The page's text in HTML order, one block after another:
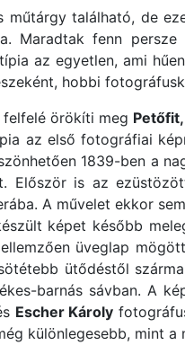
műtárgy található, de
Maradtak fenn persze
az egyetlen, ami
hobbi
örökíti meg Petőfit,
az első fotográfiai
1839-ben a
Először is az
A művelet ekkor
képet később
üveglap
ütődéstől
barnás sávban. A
Escher Károly
különlegesebb, mint a